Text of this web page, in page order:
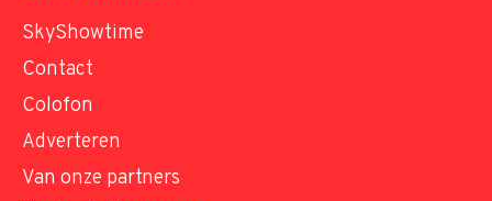
SkyShowtime
Contact
Colofon
Adverteren
Van onze partners